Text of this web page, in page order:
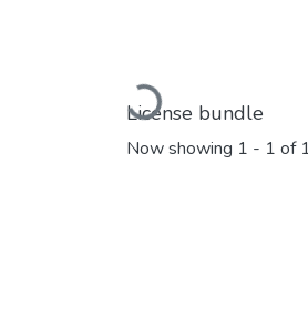
Loading...
License bundle
Now showing 1 - 1 of